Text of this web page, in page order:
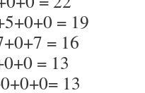
= 19
= 16
= 13
13